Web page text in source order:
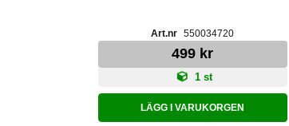
550034720
499 kr
1 st
LÄGG I VARUKORGEN